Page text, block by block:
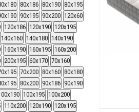
80х186 80х190 80х195
90х195 90х200 120x60
120x186 120х190 120х195
140x160 140x180 140х190
160х190 160х195 160х200
200x195 60x170 70x160
70x200 80x160 80x180
80x200 90x186 90x190
100x195 100x200
110x200 120x190 120x195